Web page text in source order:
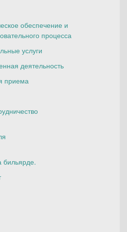
обеспечение и
процесса
услуги
деятельность
приема
бильярде.